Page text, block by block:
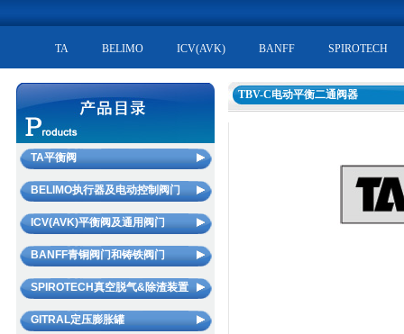
TA BELIMO ICV(AVK) BANFF SPIROTECH
TA平衡阀
静态平衡阀STAD/STAF
动态流量平衡阀YR/WS
STAP压差控制器
电动平衡二通阀TBV-C
动态平衡电动调节阀KTM512
平衡调试仪SCOPE
BELIMO执行器及电动控制阀门
电动二通阀R2/R6
电动三通阀R3
电动座阀H
蒸汽电动球阀
电动蝶阀
ICV(AVK)平衡阀及通用阀门
ICV静态平衡阀Deltaflow
ICV动态平衡电动调节阀Flowmaster
ICV动态平衡电动二通阀Flowmaster FC
ICV动态流量平衡阀Deltamatic
BANFF青铜阀门和铸铁阀门
BANFF青铜阀门
BANFF铸铁阀门
SPIROTECH真空脱气&除渣装置
自动排气阀（不漏液型）
GITRAL定压膨胀罐
TBV-C电动平衡二通阀器